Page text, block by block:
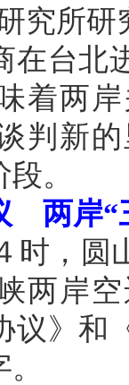
究所
在台北
着两
判新
。
两岸“
，圆
两岸
议》